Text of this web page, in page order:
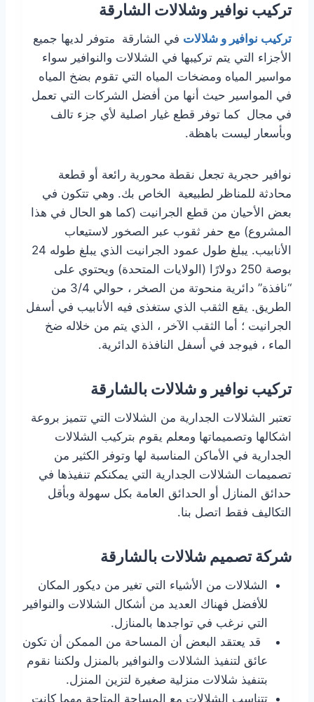
تركيب نوافير وشلالات الشارقة
تركيب نوافير و شلالات في الشارقة متوفر لديها جميع
الأجزاء التي يتم تركيبها في الشلالات والنوافير سواء
مواسير المياه ومضخات المياه التي تقوم بضخ المياه
في المواسير حيث أنها من أفضل الشركات التي تعمل
في مجال كما توفر قطع غيار اصلية لأي جزء تالف
وبأسعار ليست باهظة.
نوافير حجرية تجعل نقطة محورية رائعة أو قطعة
محادثة للمناظر لطبيعية الخاص بك. وهي تتكون في
بعض الأحيان من قطع الجرانيت (كما هو الحال في هذا
المشروع) مع حفر ثقوب عبر الصخور لاستيعاب
الأنابيب. يبلغ طول عمود الجرانيت الذي يبلغ طوله 24
بوصة 250 دولارًا (الولايات المتحدة) ويحتوي على
“نافذة” دائرية منحوتة من الصخر ، حوالي 3/4 من
الطريق. يقع الثقب الذي ستغذى فيه الأنابيب في أسفل
الجرانيت ؛ أما الثقب الآخر ، الذي يتم من خلاله ضخ
الماء ، فيوجد في أسفل النافذة الدائرية.
تركيب نوافير و شلالات بالشارقة
تعتبر الشلالات الجدارية من الشلالات التي تتميز بروعة
اشكالها وتصميماتها ومعلم يقوم بتركيب الشلالات
الجدارية في الأماكن المناسبة لها وتوفر الكثير من
تصميمات الشلالات الجدارية التي يمكنكم تنفيذها في
حدائق المنازل أو الحدائق العامة بكل سهولة وبأقل
التكاليف فقط اتصل بنا.
شركة تصميم شلالات بالشارقة
الشلالات من الأشياء التي تغير من ديكور المكان
للأفضل فهناك العديد من أشكال الشلالات والنوافير
التي نرغب في تواجدها بالمنازل.
قد يعتقد البعض أن المساحة من الممكن أن تكون
عائق لتنفيذ الشلالات والنوافير بالمنزل ولكننا نقوم
بتنفيذ شلالات منزلية صغيرة لتزين المنزل.
تتناسب الشلالات مع المساحة المتاحة مهما كانت